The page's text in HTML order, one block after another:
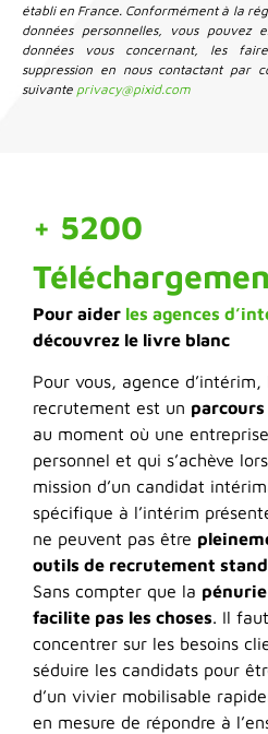
établi en France. Conformément à la
données personnelles, vous pouvez
données vous concernant, les
suppression en nous contactant par
suivante privacy@pixid.com
+ 5200
Pour aider les agences
découvrez le livre blanc
Pour vous, agence d’intérim,
recrutement est un
au moment où une
personnel et qui s’achève
mission d’un candidat
spécifique à l’intérim
ne peuvent pas être
outils de recrutement
Sans compter que la
facilite pas les choses. Il
concentrer sur les besoins
séduire les candidats pour
d’un vivier mobilisable
en mesure de répondre à